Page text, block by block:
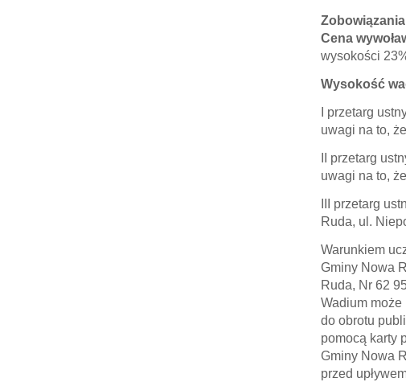
Cena
wysokości
Wysokość
I przetarg
uwagi na to,
II przetarg
uwagi na to,
III przetarg
Ruda, ul.
Warunkiem
Gminy Nowa
Ruda, Nr 62
Wadium
do obrotu
pomocą karty
Gminy Nowa
przed